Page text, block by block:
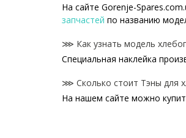
На сайте Gorenje-
запчастей по названию
⋙ Как узнать модель
Специальная наклейка
⋙ Сколько стоит Тэны для
На нашем сайте можно